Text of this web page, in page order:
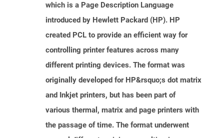
which is a Page Description Language
introduced by Hewlett Packard (HP). HP
created PCL to provide an efficient way for
controlling printer features across many
different printing devices. The format was
originally developed for HP&rsquo;s dot matrix
and Inkjet printers, but has been part of
various thermal, matrix and page printers with
the passage of time. The format underwent